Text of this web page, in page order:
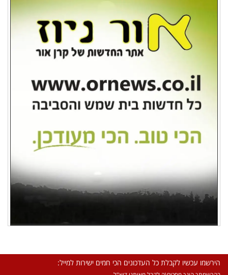
הירשמו עכשיו לקבלת כל העדכונים הכי חמים ישירות למייל: